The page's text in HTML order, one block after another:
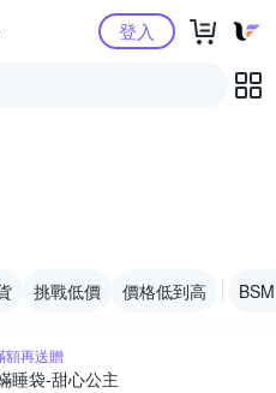
Yahoo購物中心登入
挑戰低價 價格低到高
額再送贈
睡袋-甜心公主